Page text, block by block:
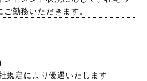
勤務いただきます。
規定により優遇いたします